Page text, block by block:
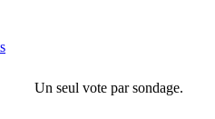
Un seul vote par sondage.